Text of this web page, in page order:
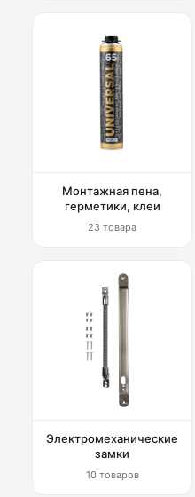
Монтажная пена,
герметики, клеи
23 товара
Электромеханические
замки
10 товаров